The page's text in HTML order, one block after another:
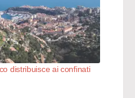
distribuisce ai confinati